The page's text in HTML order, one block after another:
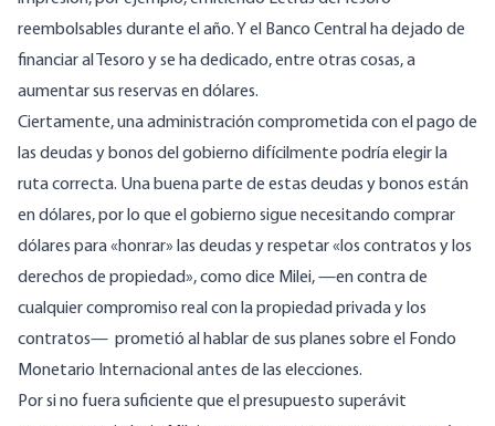
reembolsables durante el año. Y el Banco Central ha dejado de
financiar al Tesoro y se ha dedicado, entre otras cosas, a
aumentar sus reservas en dólares.
Ciertamente, una administración comprometida con el pago de
las deudas y bonos del gobierno difícilmente podría elegir la
ruta correcta. Una buena parte de estas deudas y bonos están
en dólares, por lo que el gobierno sigue necesitando comprar
dólares para «honrar» las deudas y respetar «los contratos y los
derechos de propiedad», como dice Milei, —en contra de
cualquiercompromiso real con la propiedad privada y los
contratos— prometió al hablar de sus planes sobre el Fondo
Monetario Internacional antes de las elecciones.
Por si no fuera suficiente que el presupuesto superávit